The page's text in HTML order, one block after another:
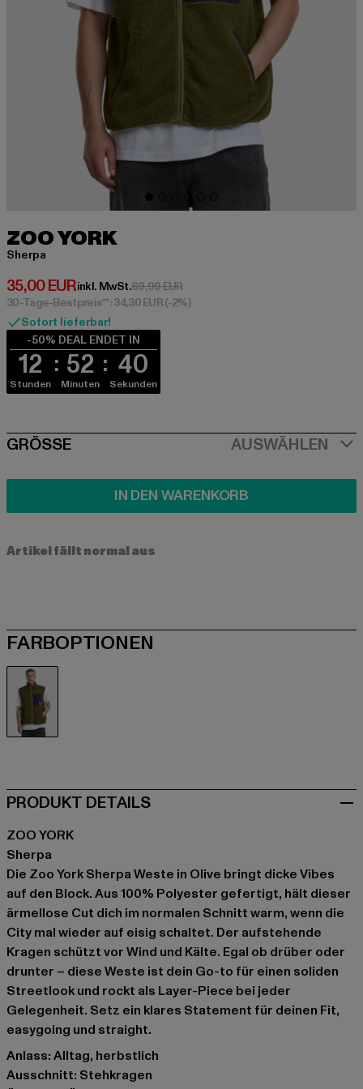
ZOO YORK
Sherpa
35,00 EUR
Derzeitiger Preis: 35,00 EUR
inkl. MwSt.69,99 EURAktionspreis: 69,99 EUR
30-Tage-Bestpreis**: 34,30 EUR(-2%)
Sofort lieferbar!
-50% DEAL ENDET IN
12
Stunden
52
Minuten
40
Sekunden
SIZE
GRÖSSE AUSWÄHLEN
IN DEN WARENKORB
Artikel fällt normal aus
FARBOPTIONEN
PRODUKT DETAILS
ZOO YORK
Sherpa
Die Zoo York Sherpa Weste in Olive bringt dicke Vibes
auf den Block. Aus 100% Polyester gefertigt, hält dieser
ärmellose Cut dich im normalen Schnitt warm, wenn die
City mal wieder auf eisig schaltet. Der aufstehende
Kragen schützt vor Wind und Kälte. Egal ob drüber oder
drunter – diese Weste ist dein Go-to für einen soliden
Streetlook und rockt als Layer-Piece bei jeder
Gelegenheit. Setz ein klares Statement für deinen Fit,
easygoing und straight.
Anlass: Alltag, herbstlich
Ausschnitt: Stehkragen